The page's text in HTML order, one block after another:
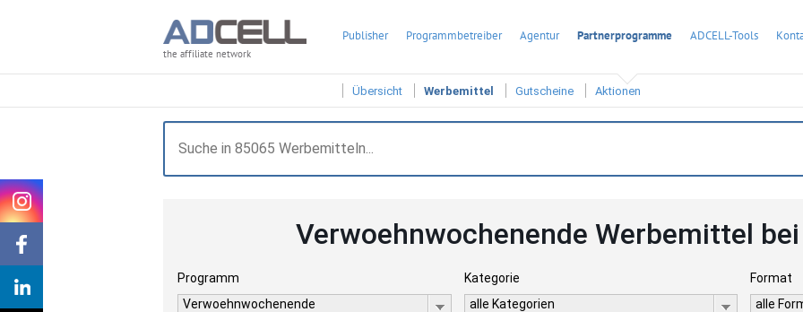
the affiliate network
Publisher Programmbetreiber Agentur Partnerprogramme ADCELL-Tools
Übersicht Werbemittel Gutscheine Aktionen
Verwoehnwochenende Werbemittel bei
Programm
Verwoehnwochenende
Kategorie
alle Kategorien
Format
alle